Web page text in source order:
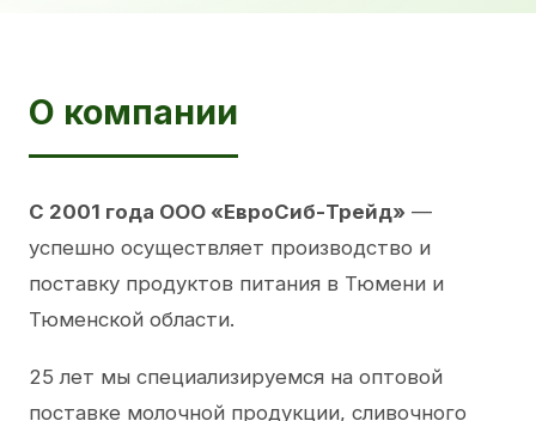
О компании
С 2001 года ООО «ЕвроСиб-Трейд» —
успешно осуществляет производство и
поставку продуктов питания в Тюмени и
Тюменской области.
25 лет мы специализируемся на оптовой
поставке молочной продукции, сливочного